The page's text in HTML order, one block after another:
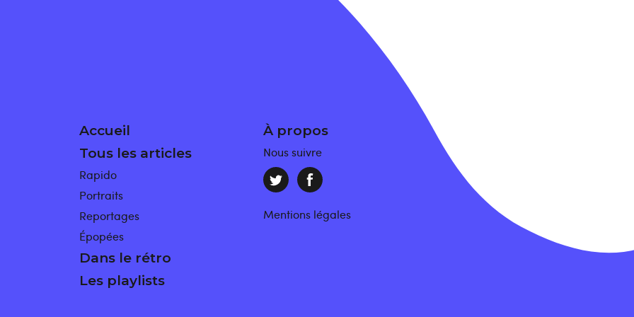
Accueil
Tous les articles
Rapido
Portraits
Reportages
Épopées
Dans le rétro
Les playlists
À propos
Nous suivre
Mentions légales